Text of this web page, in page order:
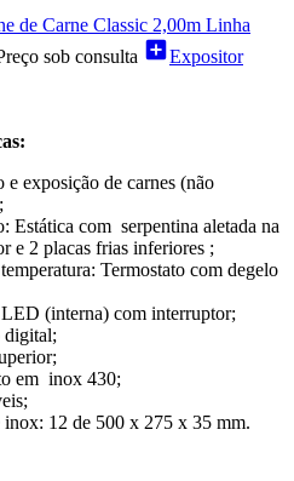
de Carne Classic 2,00m Linha
sob consulta add_boxExpositor
e exposição de carnes (não
Estática com serpentina aletada na
e 2 placas frias inferiores ;
Termostato com degelo
(interna) com interruptor;
digital;
em inox 430;
inox: 12 de 500 x 275 x 35 mm.